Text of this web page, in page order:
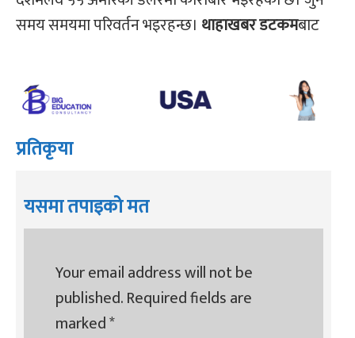
समय समयमा परिवर्तन भइरहन्छ। थाहाखबर डटकमबाट
प्रतिकृया
यसमा तपाइको मत
Your email address will not be
published.Required fields are
marked*